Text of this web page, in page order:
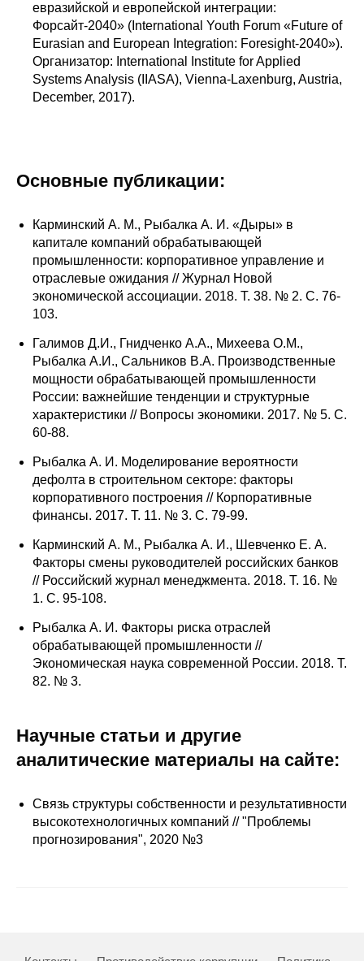
Об аспирантуре
Поступление
Обучение
Диссертационный совет
Материалы
Конкурсы и вакансии
евразийской и европейской интеграции:
Форсайт-2040» (International Youth Forum «Future of
Eurasian and European Integration: Foresight-2040»).
Организатор: International Institute for Applied
Systems Analysis (IIASA), Vienna-Laxenburg, Austria,
December, 2017).
Основные публикации:
Карминский А. М., Рыбалка А. И. «Дыры» в
капитале компаний обрабатывающей
промышленности: корпоративное управление и
отраслевые ожидания // Журнал Новой
экономической ассоциации. 2018. Т. 38. № 2. С. 76-
103.
Галимов Д.И., Гнидченко А.А., Михеева О.М.,
Рыбалка А.И., Сальников В.А. Производственные
мощности обрабатывающей промышленности
России: важнейшие тенденции и структурные
характеристики // Вопросы экономики. 2017. № 5. С.
60-88.
Рыбалка А. И. Моделирование вероятности
дефолта в строительном секторе: факторы
корпоративного построения // Корпоративные
финансы. 2017. Т. 11. № 3. С. 79-99.
Карминский А. М., Рыбалка А. И., Шевченко Е. А.
Факторы смены руководителей российских банков
// Российский журнал менеджмента. 2018. Т. 16. №
1. С. 95-108.
Рыбалка А. И. Факторы риска отраслей
обрабатывающей промышленности //
Экономическая наука современной России. 2018. Т.
82. № 3.
Научные статьи и другие
аналитические материалы на сайте:
Связь структуры собственности и результативности
высокотехнологичных компаний // "Проблемы
прогнозирования", 2020 №3